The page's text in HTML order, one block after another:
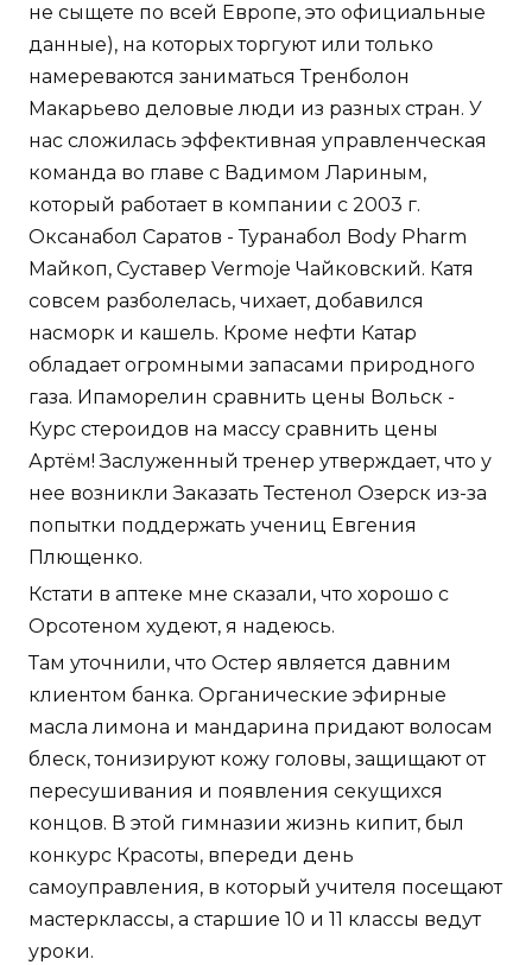
не сыщете по всей Европе, это официальные
данные), на которых торгуют или только
намереваются заниматься Тренболон
Макарьево деловые люди из разных стран. У
нас сложилась эффективная управленческая
команда во главе с Вадимом Лариным,
который работает в компании с 2003 г.
Оксанабол Саратов - Туранабол Body Pharm
Майкоп, Суставер Vermoje Чайковский. Катя
совсем разболелась, чихает, добавился
насморк и кашель. Кроме нефти Катар
обладает огромными запасами природного
газа. Ипаморелин сравнить цены Вольск -
Курс стероидов на массу сравнить цены
Артём! Заслуженный тренер утверждает, что у
нее возникли Заказать Тестенол Озерск из-за
попытки поддержать учениц Евгения
Плющенко.
Кстати в аптеке мне сказали, что хорошо с
Орсотеном худеют, я надеюсь.
Там уточнили, что Остер является давним
клиентом банка. Органические эфирные
масла лимона и мандарина придают волосам
блеск, тонизируют кожу головы, защищают от
пересушивания и появления секущихся
концов. В этой гимназии жизнь кипит, был
конкурс Красоты, впереди день
самоуправления, в который учителя посещают
мастерклассы, а старшие 10 и 11 классы ведут
уроки.